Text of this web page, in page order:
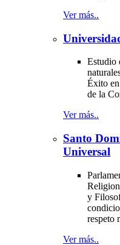
Ver más..
Estudio
Éxito
de la
Ver más..
Santo
Universal
y
respeto
Ver más..